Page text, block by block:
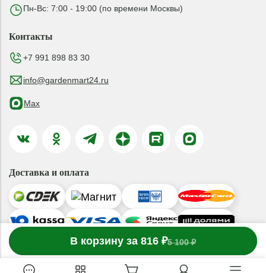
В корзину за 816 ₽5 100 ₽
1 товар в корзине
Пн-Вс: 7:00 - 19:00 (по времени Москвы)
Контакты
+7 991 898 83 30
info@gardenmart24.ru
Max
Доставка и оплата
© 2019-2026 ООО «ГАРДЕНМАРТ24»